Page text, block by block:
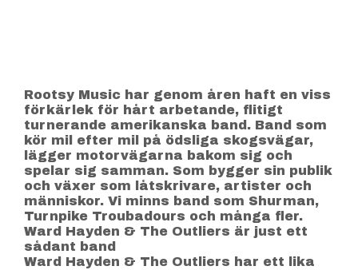
Rootsy Music har genom åren haft en viss
förkärlek för hårt arbetande, flitigt
turnerande amerikanska band. Band som
kör mil efter mil på ödsliga skogsvägar,
lägger motorvägarna bakom sig och
spelar sig samman. Som bygger sin publik
och växer som låtskrivare, artister och
människor. Vi minns band som Shurman,
Turnpike Troubadours och många fler.
Ward Hayden & The Outliers är just ett
sådant band
Ward Hayden & The Outliers har ett lika